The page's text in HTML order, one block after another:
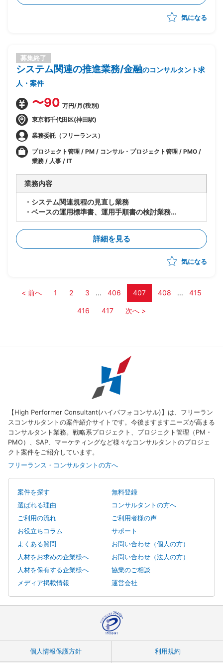
気になる
募集終了
システム関連の推進業務/金融のコンサルタント求
人・案件
〜90 万円/月(税別)
東京都千代田区(神田駅)
業務委託（フリーランス）
プロジェクト管理 / PM / コンサル・プロジェクト管理 / PMO /
業務 / 人事 / IT
業務内容
・システム関連規程の見直し業務
・ベースの運用標準書、運用手順書の検討業務
・(発注者である顧客側の)運用体制検討業務
・業務可視化、課題抽出、改善策検討（人事、給与、会
計業務等へのパッケージ製品適用）
【仕事の形態】
・コンサルタントとともにコンサルティングに携わりま
ュメント作成(ppt)を行って頂きます。
・弊社コンサルティングチーム（約１０名体制）の中に
加わっていただきます。
詳細を見る
気になる
< 前へ 1 2 3 ... 406 407 408 ... 415
416 417 次へ >
【High Performer Consultant(ハイパフォコンサル)】は、フリーラン
スコンサルタントの案件紹介サイトです。今後ますますニーズが高まる
コンサルタント業務。戦略系プロジェクト、プロジェクト管理（PM・
PMO）、SAP、マーケティングなど様々なコンサルタントのプロジェ
クト案件をご紹介しています。
フリーランス・コンサルタントの方へ
案件を探す
無料登録
選ばれる理由
コンサルタントの方へ
ご利用の流れ
ご利用者様の声
お役立ちコラム
サポート
よくある質問
お問い合わせ（個人の方）
人材をお求めの企業様へ
お問い合わせ（法人の方）
人材を保有する企業様へ
協業のご相談
メディア掲載情報
運営会社
個人情報保護方針 利用規約